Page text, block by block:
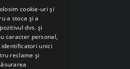
cookie-uri și
a stoca și a
dvs. și
caracter personal,
identificatori unici
reclame și